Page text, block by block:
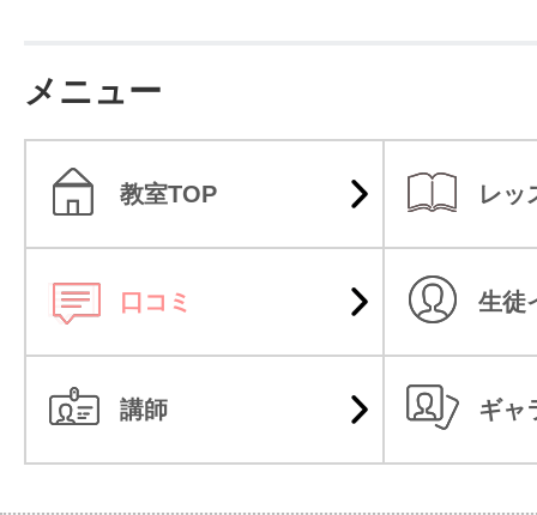
メニュー
教室TOP レッ
口コミ 生徒
講師 ギャ